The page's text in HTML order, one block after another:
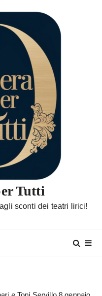
Tutti
sconti dei teatri lirici!